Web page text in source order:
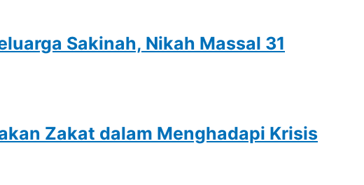
Sakinah, Nikah Massal 31
Zakat dalam Menghadapi Krisis